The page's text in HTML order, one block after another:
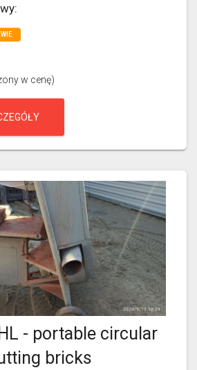
w cenę)
- portable circular
bricks